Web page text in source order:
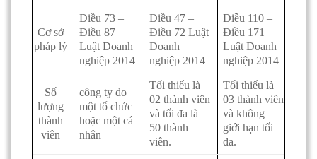
Cơ sở
pháp lý
Điều 73 –
Điều 87
Luật Doanh
nghiệp 2014
Điều 47 –
Điều 72 Luật
Doanh
nghiệp 2014
Điều 110 –
Điều 171
Luật Doanh
nghiệp 2014
Số
lượng
thành
viên
công ty do
một tổ chức
hoặc một cá
nhân
Tối thiểu là
02 thành viên
và tối đa là
50 thành
viên.
Tối thiểu là
03 thành viên
và không
giới hạn tối
đa.